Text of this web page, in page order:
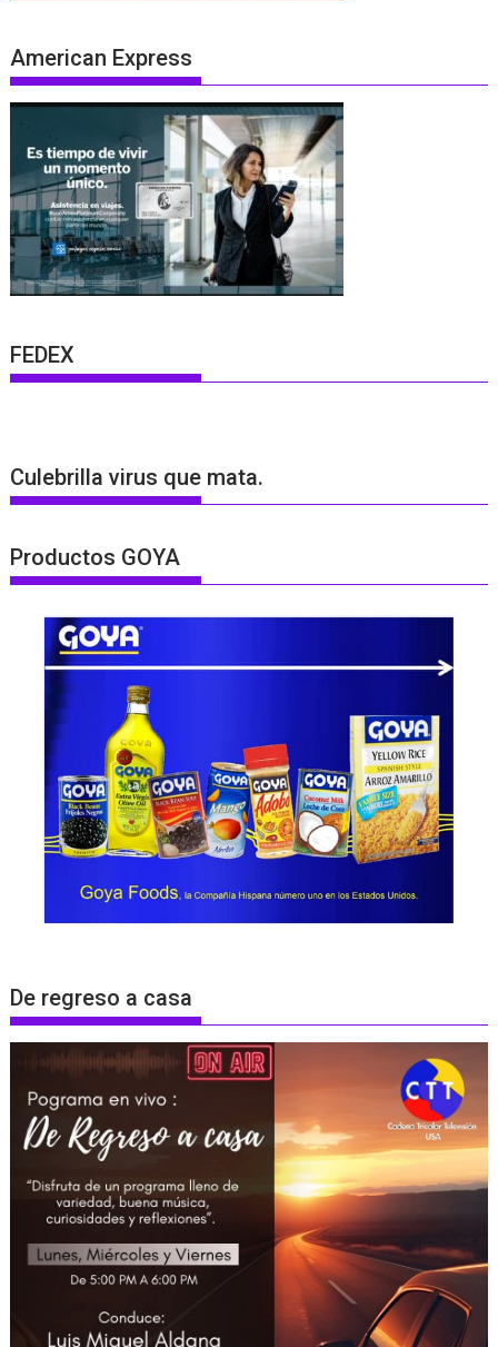
American Express
FEDEX
Culebrilla virus que mata.
Productos GOYA
De regreso a casa